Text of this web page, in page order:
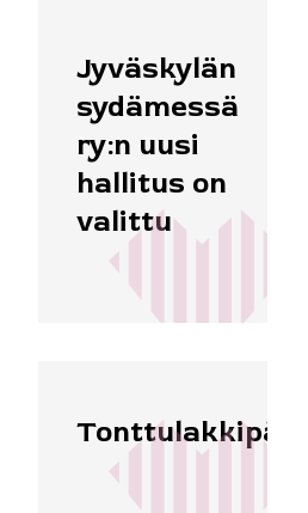
Jyväskylän
sydämessä
ry:n uusi
hallitus on
valittu
Tonttulakkipäivä